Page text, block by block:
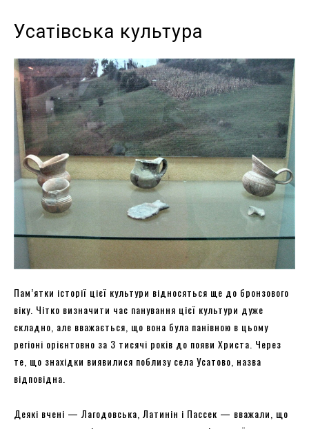
Усатівська культура
Пам’ятки історії цієї культури відносяться ще до бронзового
віку. Чітко визначити час панування цієї культури дуже
складно, але вважається, що вона була панівною в цьому
регіоні орієнтовно за 3 тисячі років до появи Христа. Через
те, що знахідки виявилися поблизу села Усатово, назва
відповідна.
Деякі вчені — Лагодовська, Латинін і Пассек — вважали, що